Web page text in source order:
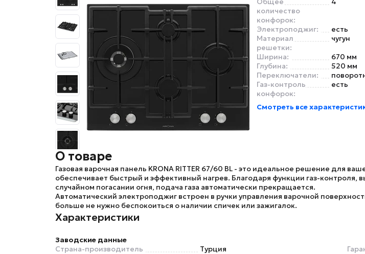
количество
конфорок:
Электроподжиг:
есть
Материал
решетки:
чугун
Ширина:
670 мм
Глубина:
520 мм
Переключатели:
Газ-контроль
конфорок:
есть
Смотреть все
О товаре
Газовая варочная панель KRONA RITTER 67/60 BL - это идеальное решение для
обеспечивает быстрый и эффективный нагрев. Благодаря функции газ-контроля,
случайном погасании огня, подача газа автоматически прекращается.
Автоматический электроподжиг встроен в ручки управления варочной
больше не нужно беспокоиться о наличии спичек или зажигалок.
Характеристики
Заводские данные
Страна-производитель
Турция